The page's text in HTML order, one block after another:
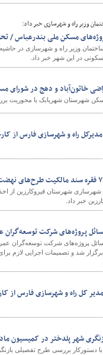
وزیر راه و شهرسازی خبر داد:
ملی بندرعباس / تحویل ۱۰۰۰ واحد مسکونی تا
وزیر راه و شهرسازی در
خاتون‌آباد و دهج در شورای
شهرستان شهربابک با محوریت
راه و شهرسازی فارس از
خبر داد.
پروژه‌های شرکت توسعه‌گران
پروژه‌های شرکت توسعه‌گران
شد و تصمیمات اجرایی لازم
کل راه و شهرسازی فارس از
شهر پلدختر در کمیسیون ماده ۵ تصویب